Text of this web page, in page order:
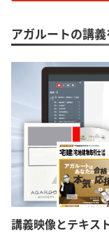
アガルートの講
講義映像とテキス